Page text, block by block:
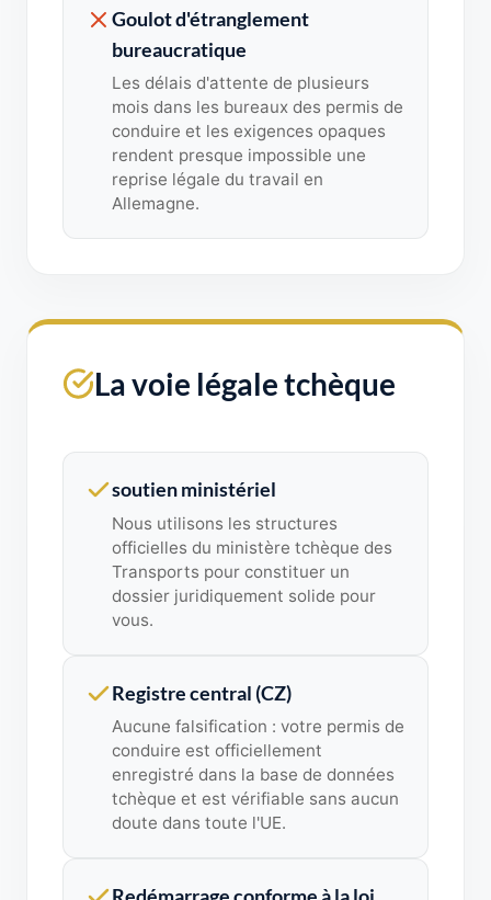
Goulot d'étranglement
bureaucratique
Les délais d'attente de plusieurs
mois dans les bureaux des permis de
conduire et les exigences opaques
rendent presque impossible une
reprise légale du travail en
Allemagne.
La voie légale tchèque
soutien ministériel
Nous utilisons les structures
officielles du ministère tchèque des
Transports pour constituer un
dossier juridiquement solide pour
vous.
Registre central (CZ)
Aucune falsification : votre permis de
conduire est officiellement
enregistré dans la base de données
tchèque et est vérifiable sans aucun
doute dans toute l'UE.